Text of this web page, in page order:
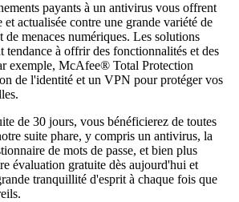
payants à un antivirus vous offrent
actualisée contre une grande variété de
menaces numériques. Les solutions
tendance à offrir des fonctionnalités et des
exemple, McAfee® Total Protection
de l'identité et un VPN pour protéger vos
de 30 jours, vous bénéficierez de toutes
suite phare, y compris un antivirus, la
de mots de passe, et bien plus
évaluation gratuite dès aujourd'hui et
tranquillité d'esprit à chaque fois que